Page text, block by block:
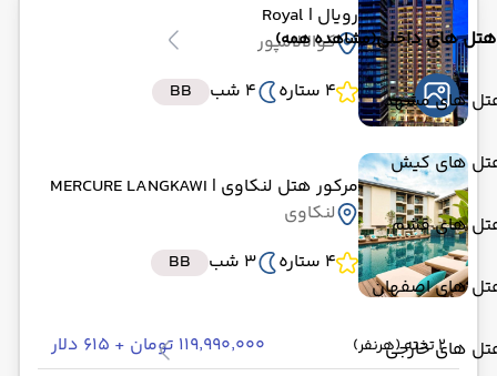
هتل های داخلی(مشاهده همه)
های مشهد
های کیش
های قشم
های اصفهان
های خارجی
رویال | Royal
کوالالامپور
4 ستاره
4 شب BB
مرکور هتل لنکاوی | MERCURE LANGKAWI
لنکاوی
4 ستاره
3 شب BB
2 تخته (هرنفر) ۱۱۹٬۹۹۰٬۰۰۰ تومان + ۶۱۵ دلار